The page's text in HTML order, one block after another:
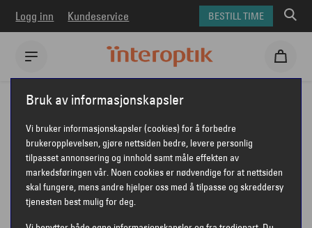
Logg inn Kundeservice BESTILL TIME
Interoptik Forberedelser 12202
FORBEREDELSE FØR
TIME HOS OPTIKER
Bruk av informasjonskapsler
Vi bruker informasjonskapsler (cookies) for å forbedre
brukeropplevelsen, gjøre nettsiden bedre, levere personlig
tilpasset annonsering og innhold samt måle effekten av
markedsføringen vår. Noen cookies er nødvendige for at nettsiden
skal fungere, mens andre hjelper oss med å tilpasse og skreddersy
tjenesten best mulig for deg.